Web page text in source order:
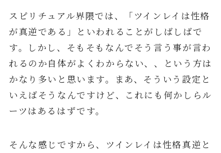
スピリチュアル界隈では、「ツインレイは性格
が真逆である」といわれることがしばしばで
す。しかし、そもそもなんでそう言う事が言わ
れるのか自体がよくわからない、、という方は
かなり多いと思います。まあ、そういう設定と
いえばそうなんですけど、これにも何かしらル
ーツはあるはずです。
そんな感じですから、ツインレイは性格真逆と